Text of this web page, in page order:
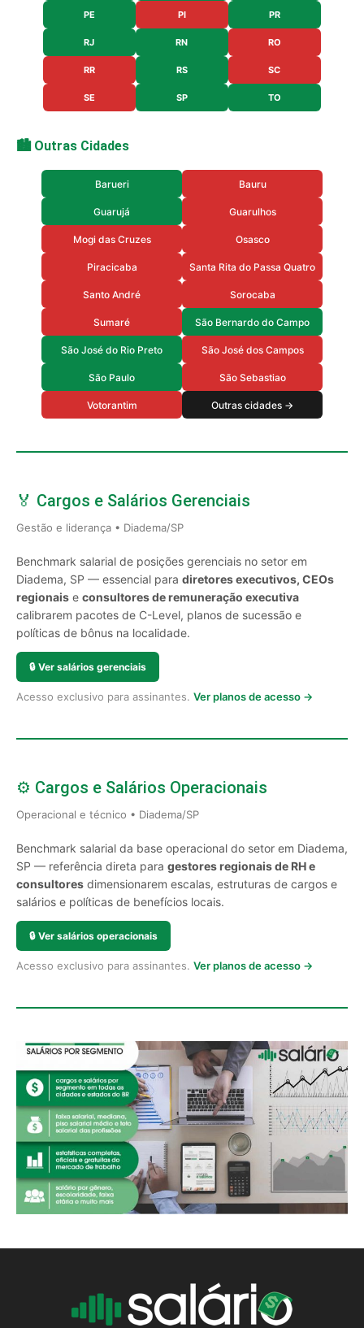
PE PI PR
RJ RN RO
RR RS SC
SE SP TO
🏙️ Outras Cidades
Barueri Bauru
Guarujá Guarulhos
Mogi das Cruzes Osasco
Piracicaba Santa Rita do Passa Quatro
Santo André Sorocaba
Sumaré São Bernardo do Campo
São José do Rio Preto São José dos Campos
São Paulo São Sebastiao
Votorantim Outras cidades →
🏅 Cargos e Salários Gerenciais
Gestão e liderança • Diadema/SP
Benchmark salarial de posições gerenciais no setor em
Diadema, SP — essencial para diretores executivos, CEOs
regionais e consultores de remuneração executiva
calibrarem pacotes de C-Level, planos de sucessão e
políticas de bônus na localidade.
🔒 Ver salários gerenciais
Acesso exclusivo para assinantes. Ver planos de acesso →
⚙️ Cargos e Salários Operacionais
Operacional e técnico • Diadema/SP
Benchmark salarial da base operacional do setor em Diadema,
SP — referência direta para gestores regionais de RH e
consultores dimensionarem escalas, estruturas de cargos e
salários e políticas de benefícios locais.
🔒 Ver salários operacionais
Acesso exclusivo para assinantes. Ver planos de acesso →